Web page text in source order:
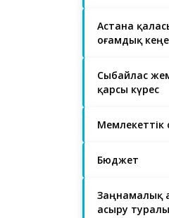
Астана
Қоғамдық
Сыбайлас
қарсы күрес
Мемлекеттік
Бюджет
Заңнамалық
асыру